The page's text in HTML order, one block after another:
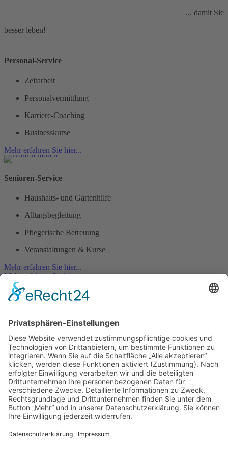
... damit Sie
besser leben!
Personal-Service
Zeitarbeit
Personalvermittlung
Karriere-Coaching
Businesskurse
Mehr erfahren Sie hier...
Senioren-Service
Haushalts- und Gartenhilfe
Alltagsbegleitung
Pflegerische Betreuung
Veranstaltungen & Kurse
Mehr erfahren Sie hier...
Mehr erfahren Sie hier...
Garten- und Reinigungsdienste
Vermietung und Verkauf
Bau- und Handwerksleistungen
Hausmeister-Service
Mehr erfahren Sie hier...
Mehr erfahren Sie hier...
Mehr erfahren Sie hier...
Mehr erfahren Sie hier...